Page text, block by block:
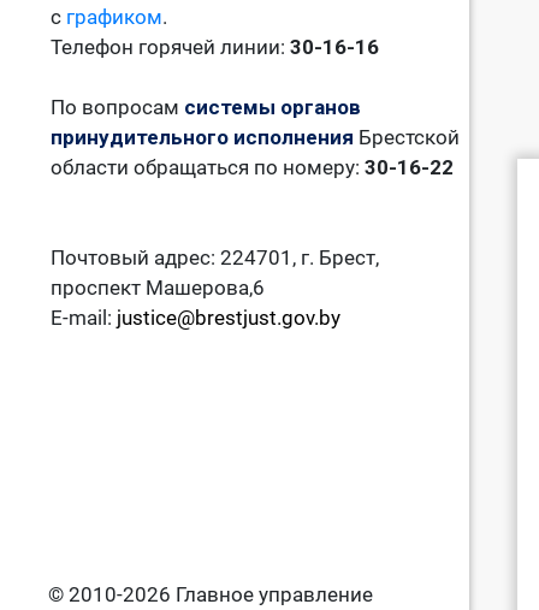
с графиком.
Телефон горячей линии: 30-16-16
По вопросам системы органов
принудительного исполнения Брестской
области обращаться по номеру: 30-16-22
Почтовый адрес: 224701, г. Брест,
проспект Машерова,6
E-mail: justice@brestjust.gov.by
© 2010-2026 Главное управление